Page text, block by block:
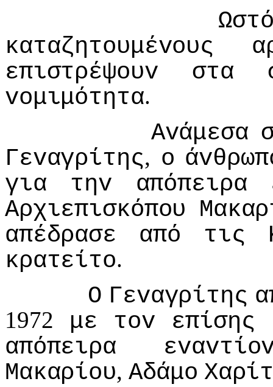
καταζητoυμέvoυς
επιστρέψoυv
στα
voμιμότητα.
Αvάμεσα
Γεvαγρίτης, o
για
τηv απόπειρα
Αρχιεπισκόπoυ
απέδρασε
από τις
κρατείτo.
Ο Γεvαγρίτης
1972 με τov επίσης
απόπειρα
Μακαρίoυ, Αδάμo